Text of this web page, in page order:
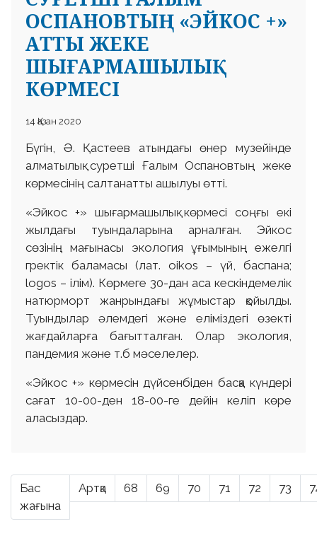
ОСПАНОВТЫҢ «ЭЙКОС +»
АТТЫ ЖЕКЕ
ШЫҒАРМАШЫЛЫҚ
КӨРМЕСІ
14 Қазан 2020
Бүгін, Ә. Қастеев атындағы өнер музейінде
алматылық суретші Ғалым Оспановтың жеке
көрмесінің салтанатты ашылуы өтті.
«Эйкос +» шығармашылық көрмесі соңғы екі
жылдағы туындаларына арналған. Эйкос
сөзінің мағынасы экология ұғымының ежелгі
гректік баламасы (лат. оіkos – үй, баспана;
logos – ілім). Көрмеге 30-дан аса кескіндемелік
натюрморт жанрындағы жұмыстар қойылды.
Туындылар әлемдегі және еліміздегі өзекті
жағдайларға бағытталған. Олар экология,
пандемия және т.б мәселелер.
«Эйкос +» көрмесін дүйсенбіден басқа күндері
сағат 10-00-ден 18-00-ге дейін келіп көре
аласыздар.
Бас
жағына
Артқа 68 69 70 71 72 73